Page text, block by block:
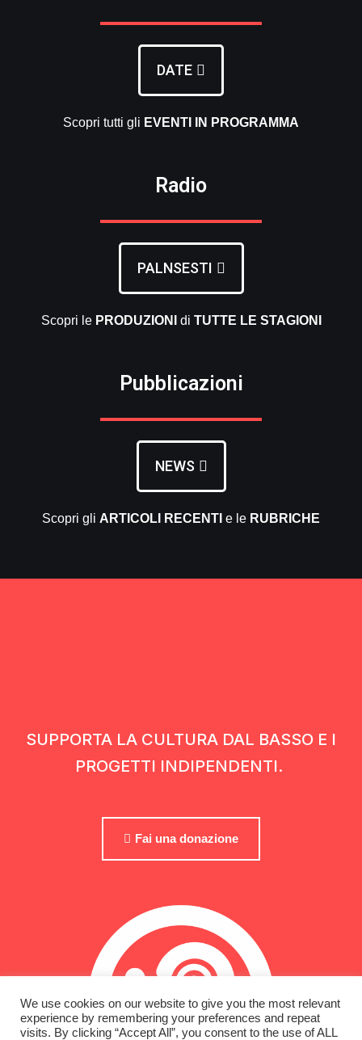
DATE
Scopri tutti gli EVENTI IN PROGRAMMA
Radio
PALNSESTI
Scopri le PRODUZIONI di TUTTE LE STAGIONI
Pubblicazioni
NEWS
Scopri gli ARTICOLI RECENTI e le RUBRICHE
SUPPORTA LA CULTURA DAL BASSO E I
PROGETTI INDIPENDENTI.
Fai una donazione
We use cookies on our website to give you the most relevant
experience by remembering your preferences and repeat
visits. By clicking “Accept All”, you consent to the use of ALL